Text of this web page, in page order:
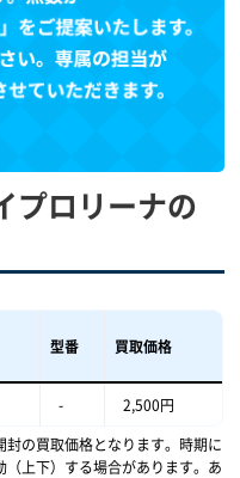
プロリーナの
型番 買取価格
-
2,500円
の買取価格となります。時期に
上下）する場合があります。あ